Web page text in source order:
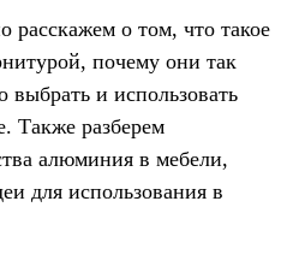
расскажем о том, что такое
почему они так
и использовать
Также разберем
алюминия в мебели,
для использования в